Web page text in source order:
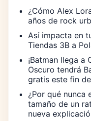
¿Cómo Alex
años de rock
Así impacta en
Tiendas 3B a
¡Batman llega a
Oscuro tendrá
gratis este fin
¿Por qué nunca
tamaño de un
nueva